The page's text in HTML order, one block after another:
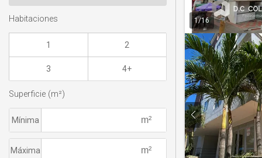
1/16
Habitaciones
1 2
3 4+
Superficie (m²)
Mínima
Máxima